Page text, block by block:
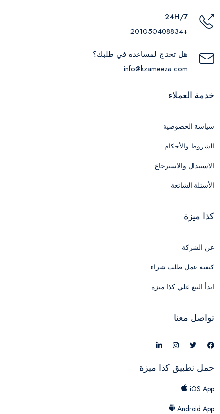
24H/7
+201050408834
هل تحتاج لمساعده في طلبك؟
info@kzameeza.com
خدمة العملاء
سياسة الخصوصية
الشروط والأحكام
الاستبدال والاسترجاع
الأسئلة الشائعة
كذا ميزة
عن الشركة
كيفية عمل طلب شراء
ابدأ البيع علي كذا ميزة
تواصل معنا
حمل تطبيق كذا ميزة
iOS App
Android App